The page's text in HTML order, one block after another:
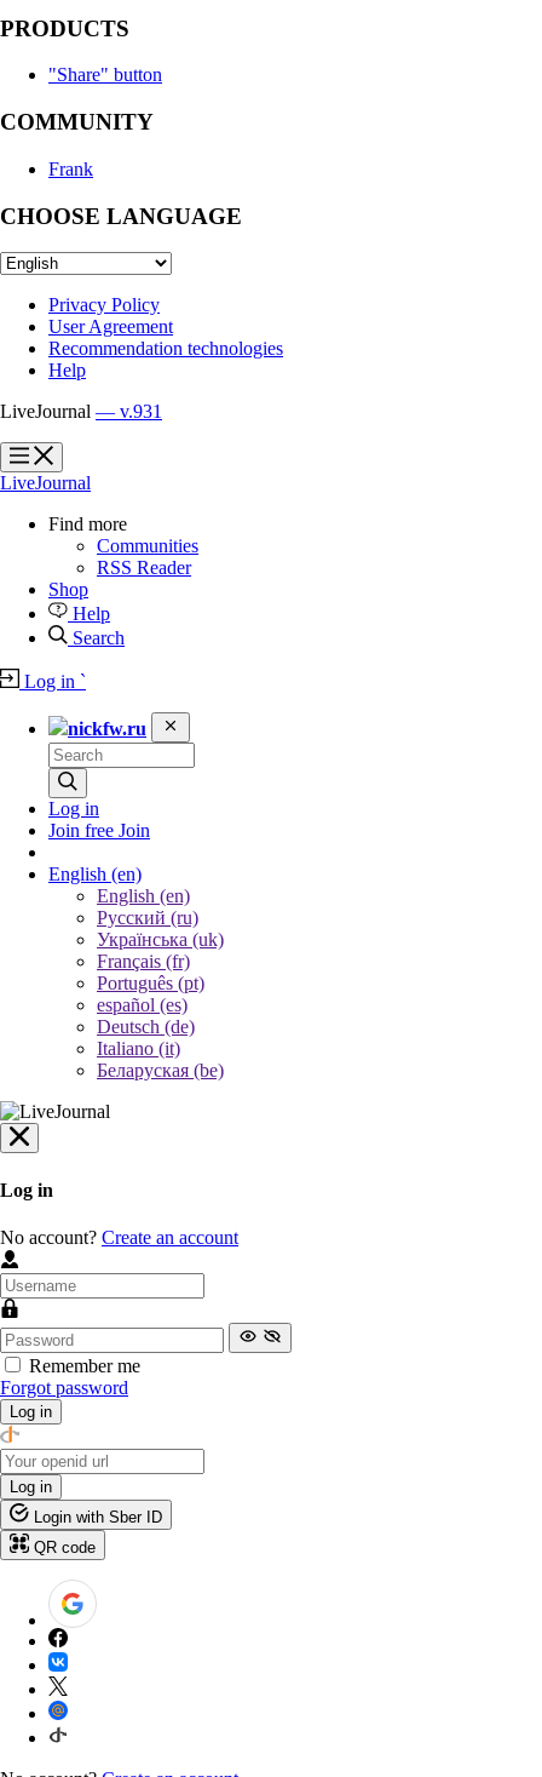
PRODUCTS
"Share" button
COMMUNITY
Frank
CHOOSE LANGUAGE
Privacy Policy
User Agreement
Recommendation technologies
Help
LiveJournal — v.931
?
?
LiveJournal
Find more
Communities
RSS Reader
Shop
Help
Search
Log in `
nickfw.ru
Log in
Join free Join
English (en)
English (en)
Русский (ru)
Українська (uk)
Français (fr)
Português (pt)
español (es)
Deutsch (de)
Italiano (it)
Беларуская (be)
Log in
No account? Create an account
Remember me
Forgot password
Log in
Log in
Login with Sber ID
QR code